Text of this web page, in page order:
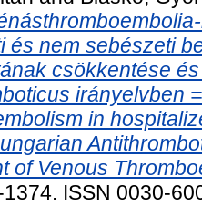
és nem sebészeti
csökkentése
irányelvben
in
of Venous
ISSN 0030-